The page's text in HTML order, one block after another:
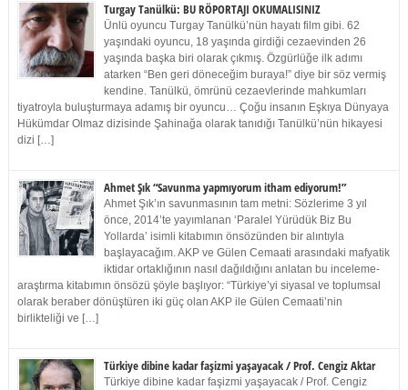
Turgay Tanülkü: BU RÖPORTAJI OKUMALISINIZ
Ünlü oyuncu Turgay Tanülkü’nün hayatı film gibi. 62
yaşındaki oyuncu, 18 yaşında girdiği cezaevinden 26
yaşında başka biri olarak çıkmış. Özgürlüğe ilk adımı
atarken “Ben geri döneceğim buraya!” diye bir söz vermiş
kendine. Tanülkü, ömrünü cezaevlerinde mahkumları
tiyatroyla buluşturmaya adamış bir oyuncu… Çoğu insanın Eşkıya Dünyaya
Hükümdar Olmaz dizisinde Şahinağa olarak tanıdığı Tanülkü’nün hikayesi
dizi […]
Ahmet Şık “Savunma yapmıyorum itham ediyorum!”
Ahmet Şık’ın savunmasının tam metni: Sözlerime 3 yıl
önce, 2014’te yayımlanan ‘Paralel Yürüdük Biz Bu
Yollarda’ isimli kitabımın önsözünden bir alıntıyla
başlayacağım. AKP ve Gülen Cemaati arasındaki mafyatik
iktidar ortaklığının nasıl dağıldığını anlatan bu inceleme-
araştırma kitabımın önsözü şöyle başlıyor: “Türkiye’yi siyasal ve toplumsal
olarak beraber dönüştüren iki güç olan AKP ile Gülen Cemaati’nin
birlikteliği ve […]
Türkiye dibine kadar faşizmi yaşayacak / Prof. Cengiz Aktar
Türkiye dibine kadar faşizmi yaşayacak / Prof. Cengiz